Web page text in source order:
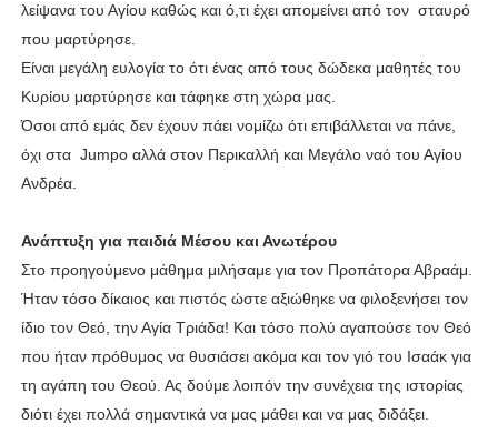
λείψανα του Αγίου καθώς και ό,τι έχει απομείνει από τον σταυρό
που μαρτύρησε.
Είναι μεγάλη ευλογία το ότι ένας από τους δώδεκα μαθητές του
Κυρίου μαρτύρησε και τάφηκε στη χώρα μας.
Όσοι από εμάς δεν έχουν πάει νομίζω ότι επιβάλλεται να πάνε,
όχι στα Jumpo αλλά στον Περικαλλή και Μεγάλο ναό του Αγίου
Ανδρέα.
Ανάπτυξη για παιδιά Μέσου και Ανωτέρου
Στο προηγούμενο μάθημα μιλήσαμε για τον Προπάτορα Αβραάμ.
Ήταν τόσο δίκαιος και πιστός ώστε αξιώθηκε να φιλοξενήσει τον
ίδιο τον Θεό, την Αγία Τριάδα! Και τόσο πολύ αγαπούσε τον Θεό
που ήταν πρόθυμος να θυσιάσει ακόμα και τον γιό του Ισαάκ για
τη αγάπη του Θεού. Ας δούμε λοιπόν την συνέχεια της ιστορίας
διότι έχει πολλά σημαντικά να μας μάθει και να μας διδάξει.